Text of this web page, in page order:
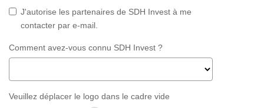
J'autorise les partenaires de SDH Invest à me
contacter par e-mail.
Comment avez-vous connu SDH Invest ?
Veuillez déplacer le logo dans le cadre vide